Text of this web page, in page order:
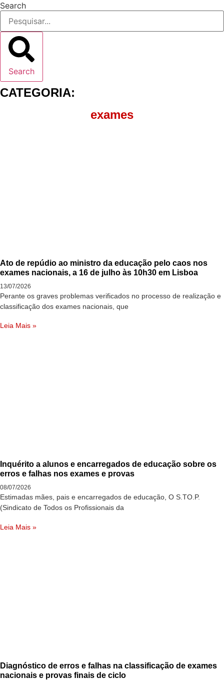
Search
Search
CATEGORIA:
exames
Ato de repúdio ao ministro da educação pelo caos nos
exames nacionais, a 16 de julho às 10h30 em Lisboa
13/07/2026
Perante os graves problemas verificados no processo de realização e
classificação dos exames nacionais, que
Leia Mais »
Inquérito a alunos e encarregados de educação sobre os
erros e falhas nos exames e provas
08/07/2026
Estimadas mães, pais e encarregados de educação, O S.TO.P.
(Sindicato de Todos os Profissionais da
Leia Mais »
Diagnóstico de erros e falhas na classificação de exames
nacionais e provas finais de ciclo